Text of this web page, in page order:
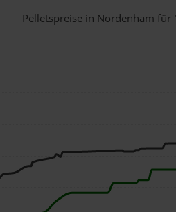
Pelletspreise in Nordenham für